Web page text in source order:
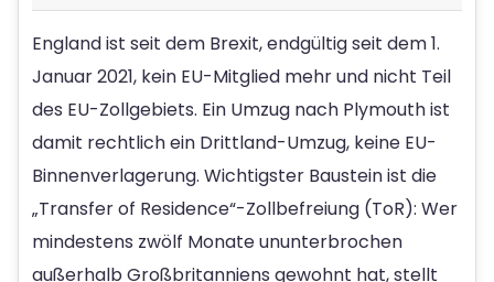
England ist seit dem Brexit, endgültig seit dem 1.
Januar 2021, kein EU-Mitglied mehr und nicht Teil
des EU-Zollgebiets. Ein Umzug nach Plymouth ist
damit rechtlich ein Drittland-Umzug, keine EU-
Binnenverlagerung. Wichtigster Baustein ist die
„Transfer of Residence“-Zollbefreiung (ToR): Wer
mindestens zwölf Monate ununterbrochen
außerhalb Großbritanniens gewohnt hat, stellt